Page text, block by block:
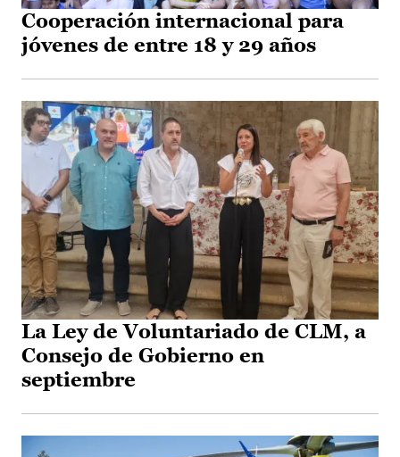
Cooperación internacional para
jóvenes de entre 18 y 29 años
La Ley de Voluntariado de CLM, a
Consejo de Gobierno en
septiembre